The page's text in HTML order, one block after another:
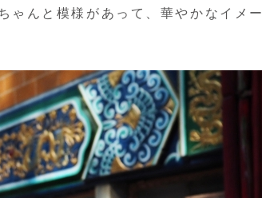
ゃんと模様があって、華やかなイメー